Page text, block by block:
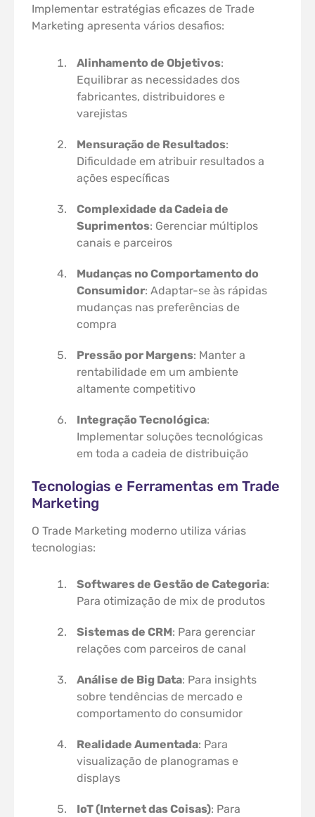
Implementar estratégias eficazes de Trade
Marketing apresenta vários desafios:
Alinhamento de Objetivos:
Equilibrar as necessidades dos
fabricantes, distribuidores e
varejistas
Mensuração de Resultados:
Dificuldade em atribuir resultados a
ações específicas
Complexidade da Cadeia de
Suprimentos: Gerenciar múltiplos
canais e parceiros
Mudanças no Comportamento do
Consumidor: Adaptar-se às rápidas
mudanças nas preferências de
compra
Pressão por Margens: Manter a
rentabilidade em um ambiente
altamente competitivo
Integração Tecnológica:
Implementar soluções tecnológicas
em toda a cadeia de distribuição
Tecnologias e Ferramentas em Trade
Marketing
O Trade Marketing moderno utiliza várias
tecnologias:
Softwares de Gestão de Categoria:
Para otimização de mix de produtos
Sistemas de CRM: Para gerenciar
relações com parceiros de canal
Análise de Big Data: Para insights
sobre tendências de mercado e
comportamento do consumidor
Realidade Aumentada: Para
visualização de planogramas e
displays
IoT (Internet das Coisas): Para